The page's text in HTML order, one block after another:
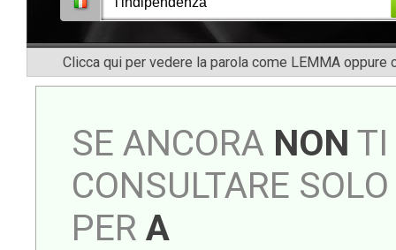
Clicca qui per vedere la parola come LEMMA oppure
SE ANCORA NON TI
CONSULTARE
PER A